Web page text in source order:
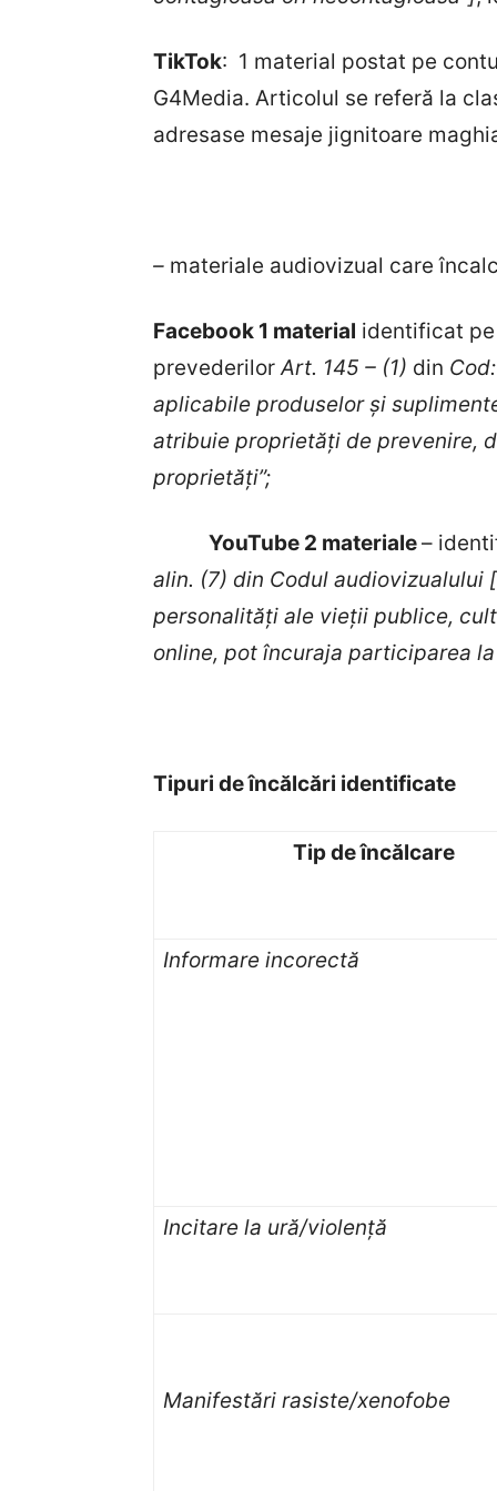
TikTok: 1 material postat pe
G4Media. Articolul se referă la
adresase mesaje jignitoare
– materiale audiovizual care
Facebook 1 material identificat
prevederilorArt. 145 – (1) din Cod:
aplicabile produselor și
atribuie proprietăți de prevenire,
proprietăți”;
YouTube 2 materiale–
alin. (7) din Codul audiovizualului
personalități ale vieții publice,
online, pot încuraja participarea
Tipuri de încălcări identificate
Tip de încălcare
Informare incorectă
Incitare la ură/violență
Manifestări rasiste/xenofobe